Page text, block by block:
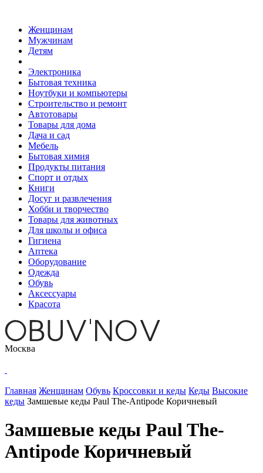
Женщинам
Мужчинам
Детям
Электроника
Бытовая техника
Ноутбуки и компьютеры
Строительство и ремонт
Автотовары
Товары для дома
Дача и сад
Мебель
Бытовая химия
Продукты питания
Спорт и отдых
Книги
Досуг и развлечения
Хобби и творчество
Товары для животных
Для школы и офиса
Гигиена
Аптека
Оборудование
Одежда
Обувь
Аксессуары
Красота
Москва
Главная Женщинам Обувь Кроссовки и кеды Кеды Высокие
кеды Замшевые кеды Paul The-Antipode Коричневый
Замшевые кеды Paul The-
Antipode Коричневый